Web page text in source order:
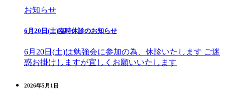
お知らせ
6月20日(土)臨時休診のお知らせ
6月20日(土)は勉強会に参加の為、休診いたします ご迷
惑お掛けしますが宜しくお願いいたします
2026年5月1日